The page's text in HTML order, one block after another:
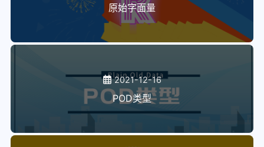
原始字面量
2021-12-16
POD类型